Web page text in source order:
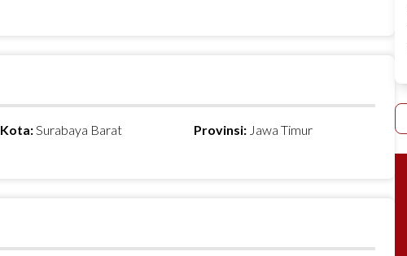
Kota:Surabaya Barat Provinsi: Jawa Timur